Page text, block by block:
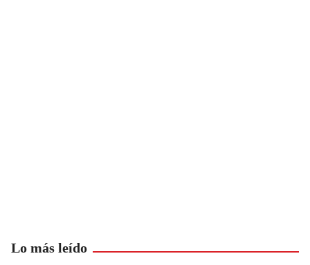
Lo más leído